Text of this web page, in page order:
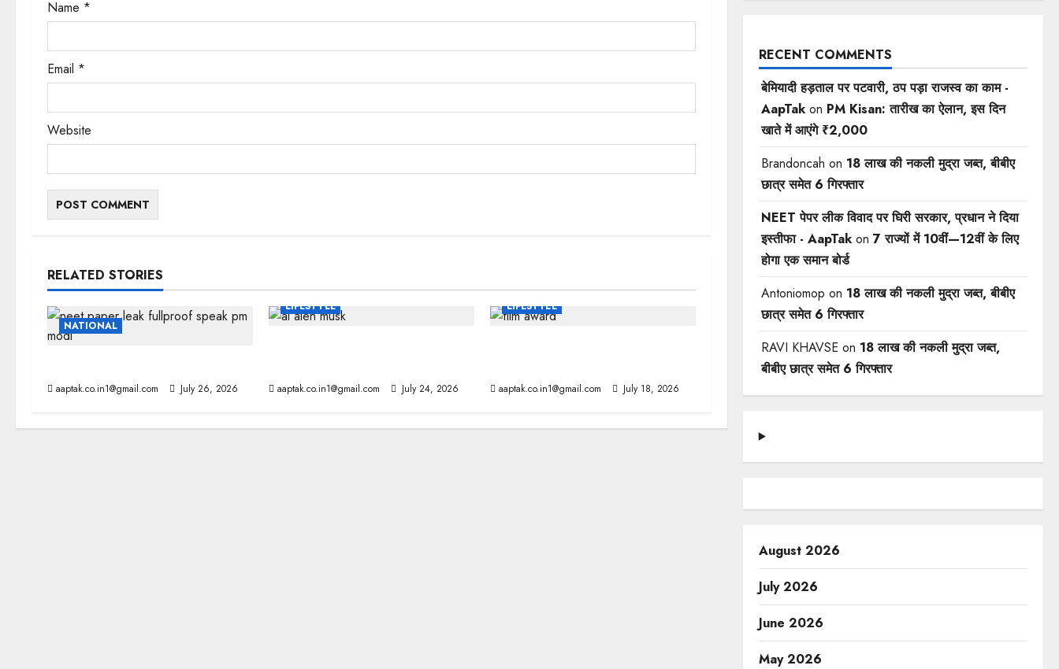
n
Name *
Email *
Website
RELATED STORIES
NATIONAL
aaptak.co.in1@gmail.com July 26, 2026
LIFESTYLE
aaptak.co.in1@gmail.com July 24, 2026
LIFESTYLE
aaptak.co.in1@gmail.com July 18, 2026
RECENT COMMENTS
बेमियादी हड़ताल पर पटवारी, ठप पड़ा राजस्व का काम -
AapTakon PM Kisan: तारीख का ऐलान, इस दिन
खाते में आएंगे ₹2,000
Brandoncah on 18 लाख की नकली मुद्रा जब्त, बीबीए
छात्र समेत 6 गिरफ्तार
NEET पेपर लीक विवाद पर घिरी सरकार, प्रधान ने दिया
इस्तीफा - AapTakon 7 राज्यों में 10वीं—12वीं ​के लिए
होगा एक समान बोर्ड
Antoniomop on 18 लाख की नकली मुद्रा जब्त, बीबीए
छात्र समेत 6 गिरफ्तार
RAVI KHAVSEon 18 लाख की नकली मुद्रा जब्त,
बीबीए छात्र समेत 6 गिरफ्तार
August 2026
July 2026
June 2026
May 2026